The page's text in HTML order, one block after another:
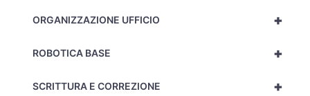
+
ORGANIZZAZIONE UFFICIO
+
ROBOTICA BASE
+
SCRITTURA E CORREZIONE